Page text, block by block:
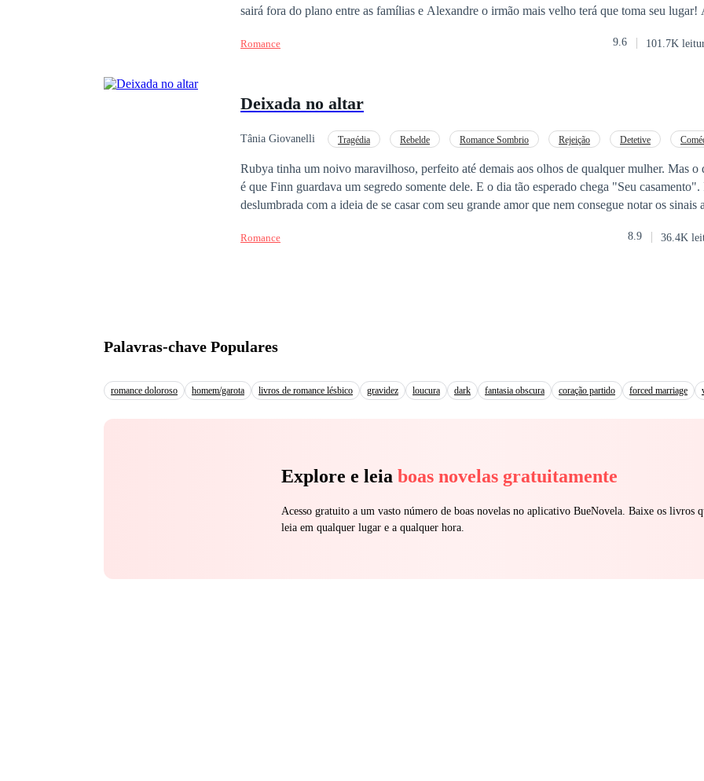
sairá fora do plano entre as famílias e Alexandre o irmão mais velho terá que toma seu lugar!
como foi pela ex noiva.Alexandre ama Violetta em segredo e jamais pensou que poderia tê-
Romance 9.6 101.7K
Deixada no altar
Tânia Giovanelli Tragédia Rebelde Romance Sombrio Rejeição Detetive
Rubya tinha um noivo maravilhoso, perfeito até demais aos olhos de qualquer mulher. Mas o
é que Finn guardava um segredo somente dele. E o dia tão esperado chega "Seu casamento".
deslumbrada com a ideia de se casar com seu grande amor que nem consegue notar os sinais ao seu redor. Que
Romance 8.9 36.4K
Palavras-chave Populares
romance doloroso homem/garota livros de romance lésbico gravidez loucura dark fantasia obscura coração partido forced marriage
Explore e leia boas novelas gratuitamente
Acesso gratuito a um vasto número de boas novelas no aplicativo BueNovela. Baixe os livros
leia em qualquer lugar e a qualquer hora.